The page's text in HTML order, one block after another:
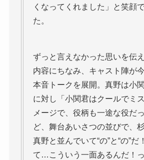
くなってくれました」と笑顔
た。
ずっと言えなかった思いを伝
内容にちなみ、キャスト陣が
本音トークを展開。真野は小
に対し「小関君はクールでミ
メージで、役柄も一途な役だ
ど、舞台あいさつの並びで、
真野と並んでいて“の”と“の”だ
て…こういう一面あるんだ！